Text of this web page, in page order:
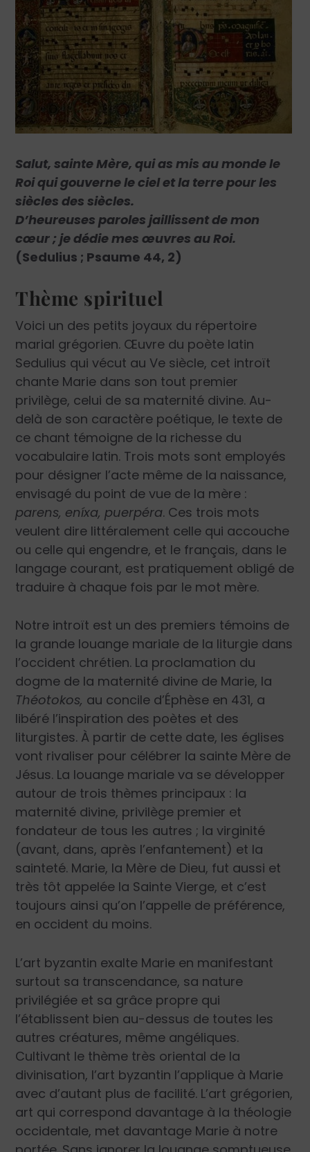
Salut, sainte Mère, qui as mis au monde le
Roi qui gouverne le ciel et la terre pour les
siècles des siècles.
D’heureuses paroles jaillissent de mon
cœur ; je dédie mes œuvres au Roi.
(Sedulius ; Psaume 44, 2)
Thème spirituel
Voici un des petits joyaux du répertoire
marial grégorien. Œuvre du poète latin
Sedulius qui vécut au Ve siècle, cet introït
chante Marie dans son tout premier
privilège, celui de sa maternité divine. Au-
delà de son caractère poétique, le texte de
ce chant témoigne de la richesse du
vocabulaire latin. Trois mots sont employés
pour désigner l’acte même de la naissance,
envisagé du point de vue de la mère :
parens, eníxa, puerpéra. Ces trois mots
veulent dire littéralement celle qui accouche
ou celle qui engendre, et le français, dans le
langage courant, est pratiquement obligé de
traduire à chaque fois par le mot mère.
Notre introït est un des premiers témoins de
la grande louange mariale de la liturgie dans
l’occident chrétien. La proclamation du
dogme de la maternité divine de Marie, la
Théotokos, au concile d’Éphèse en 431, a
libéré l’inspiration des poètes et des
liturgistes. À partir de cette date, les églises
vont rivaliser pour célébrer la sainte Mère de
Jésus. La louange mariale va se développer
autour de trois thèmes principaux : la
maternité divine, privilège premier et
fondateur de tous les autres ; la virginité
(avant, dans, après l’enfantement) et la
sainteté. Marie, la Mère de Dieu, fut aussi et
très tôt appelée la Sainte Vierge, et c’est
toujours ainsi qu’on l’appelle de préférence,
en occident du moins.
L’art byzantin exalte Marie en manifestant
surtout sa transcendance, sa nature
privilégiée et sa grâce propre qui
l’établissent bien au-dessus de toutes les
autres créatures, même angéliques.
Cultivant le thème très oriental de la
divinisation, l’art byzantin l’applique à Marie
avec d’autant plus de facilité. L’art grégorien,
art qui correspond davantage à la théologie
occidentale, met davantage Marie à notre